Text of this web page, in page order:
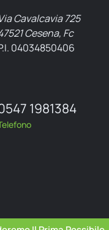
Via Cavalcavia 725
Cesena, Fc
04034850406
1981384